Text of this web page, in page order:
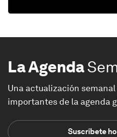
La Agenda
Una actualización
importantes de la agenda
Suscríbete